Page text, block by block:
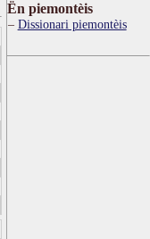
Ën piemontèis
Dissionari piemontèis